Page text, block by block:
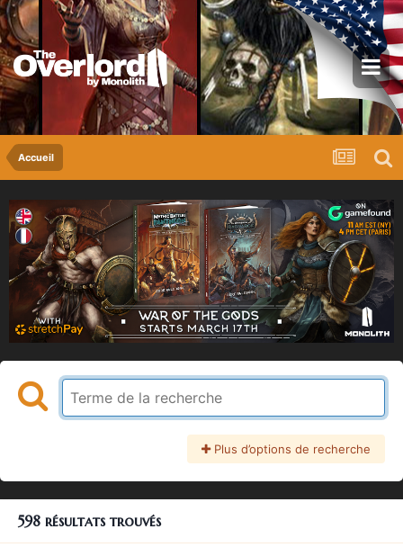
Accueil
Plus d’options de recherche
598 résultats trouvés